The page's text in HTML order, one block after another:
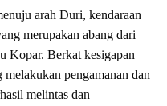
arah Duri, kendaraan
merupakan abang dari
Kopar. Berkat kesigapan
pengamanan dan
melintas dan